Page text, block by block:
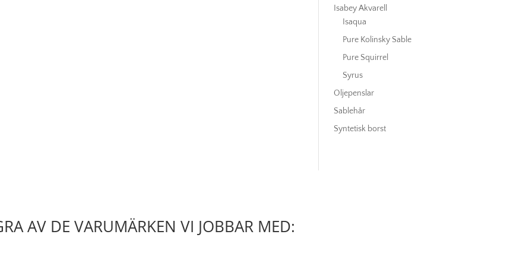
Isabey Akvarell
Isaqua
Pure Kolinsky Sable
Pure Squirrel
Syrus
Oljepenslar
Sablehår
Syntetisk borst
AV DE VARUMÄRKEN VI JOBBAR MED: